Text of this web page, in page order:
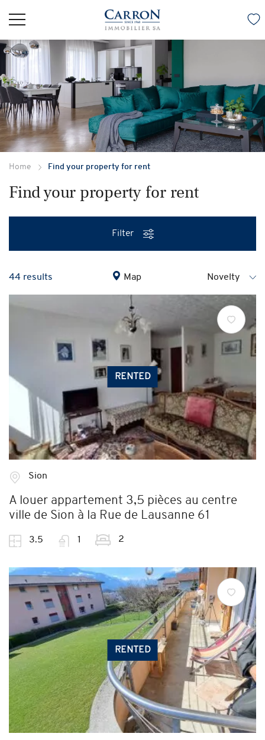
Home Find your property for rent
Find your property for rent
Filter
44 results Map
RENTED
Sion
A louer appartement 3,5 pièces au centre
ville de Sion à la Rue de Lausanne 61
3.5 1 2
RENTED